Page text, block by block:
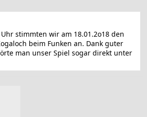
stimmten wir am 18.01.2o18 den
beim Funken an. Dank guter
man unser Spiel sogar direkt unter